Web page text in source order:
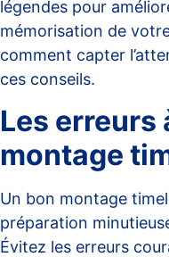
légendes pour
mémorisation de
comment capter
ces conseils.
Les erreurs
montage
Un bon montage
préparation
Évitez les erreurs